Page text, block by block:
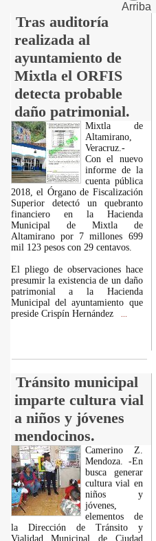
Tras auditoría
realizada al
ayuntamiento de
Mixtla el ORFIS
detecta probable
daño patrimonial.
Mixtla de
Altamirano,
Veracruz.-
Con el nuevo
informe de la
cuenta pública
2018, el Órgano de Fiscalización
Superior detectó un quebranto
financiero en la Hacienda
Municipal de Mixtla de
Altamirano por 7 millones 699
mil 123 pesos con 29 centavos.
El pliego de observaciones hace
presumir la existencia de un daño
patrimonial a la Hacienda
Municipal del ayuntamiento que
preside Crispín Hernández
Tránsito municipal
imparte cultura vial
a niños y jóvenes
mendocinos.
Camerino Z.
Mendoza. -En
busca generar
cultura vial en
niños y
jóvenes,
elementos de
la Dirección de Tránsito y
Vialidad Municipal de Ciudad